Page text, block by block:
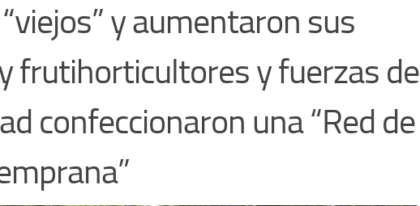
y aumentaron sus
frutihorticultores y fuerzas de
confeccionaron una “Red de